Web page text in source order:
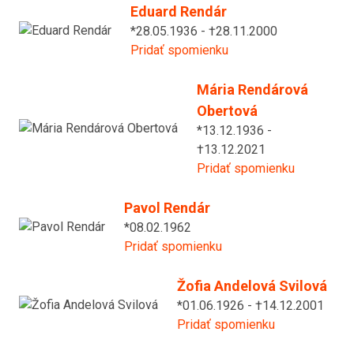
Eduard Rendár
*28.05.1936 - †28.11.2000
Pridať spomienku
Mária Rendárová
Obertová
*13.12.1936 -
†13.12.2021
Pridať spomienku
Pavol Rendár
*08.02.1962
Pridať spomienku
Žofia Andelová Svilová
*01.06.1926 - †14.12.2001
Pridať spomienku